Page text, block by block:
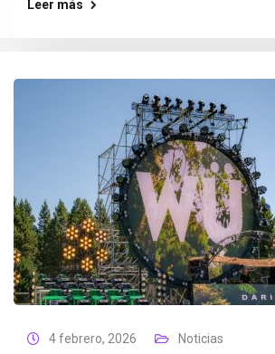
Leer más
4 febrero, 2026 Noticias